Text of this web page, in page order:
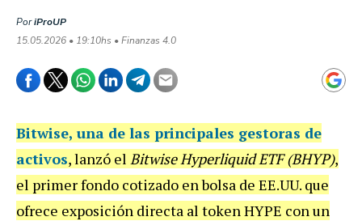
PoriProUP
15.05.2026 • 19:10hs • Finanzas 4.0
Bitwise, una de las principales gestoras de
activos, lanzó el Bitwise Hyperliquid ETF (BHYP),
el primer fondo cotizado en bolsa de EE.UU. que
ofrece exposición directa al token HYPE con un